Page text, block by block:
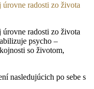
radosti zo života
radosti zo života
psycho –
so životom,
nasledujúcich po sebe s